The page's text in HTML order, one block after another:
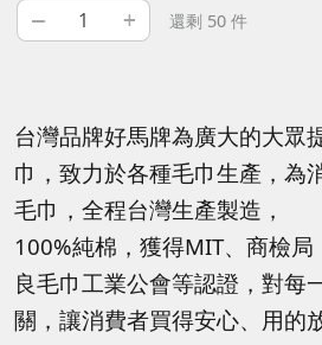
– + 還剩 50 件
台灣品牌好馬牌為廣大的大眾
巾，致力於各種毛巾生產，為
毛巾，全程台灣生產製造，
100%純棉，獲得MIT、商檢
良毛巾工業公會等認證，對每
關，讓消費者買得安心、用的放